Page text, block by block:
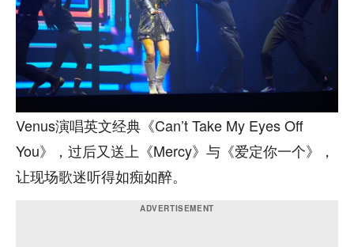
Venus演唱英文经典《Can’t Take My Eyes Off
You》，过后又送上《Mercy》与《爱定你一个》，
让现场歌迷听得如痴如醉。